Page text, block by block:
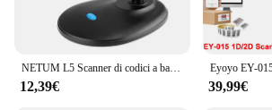
12,39€ 39,99€